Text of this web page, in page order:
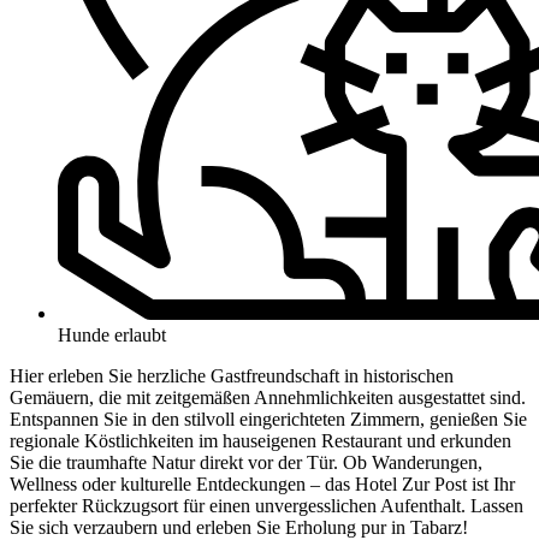
Hunde erlaubt
Hier erleben Sie herzliche Gastfreundschaft in historischen
Gemäuern, die mit zeitgemäßen Annehmlichkeiten ausgestattet sind.
Entspannen Sie in den stilvoll eingerichteten Zimmern, genießen Sie
regionale Köstlichkeiten im hauseigenen Restaurant und erkunden
Sie die traumhafte Natur direkt vor der Tür. Ob Wanderungen,
Wellness oder kulturelle Entdeckungen – das Hotel Zur Post ist Ihr
perfekter Rückzugsort für einen unvergesslichen Aufenthalt. Lassen
Sie sich verzaubern und erleben Sie Erholung pur in Tabarz!